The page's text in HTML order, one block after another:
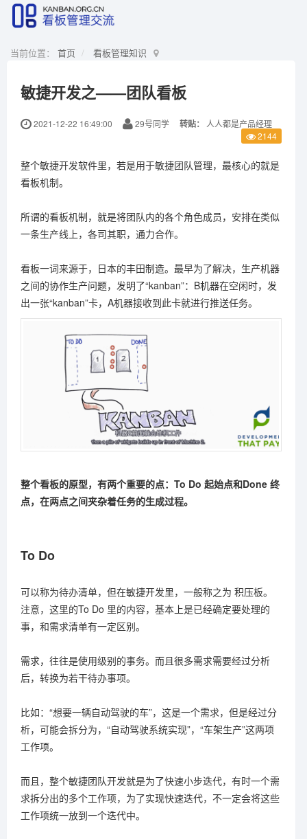
当前位置： 首页 看板管理知识
敏捷开发之——团队看板
2021-12-22 16:49:00 29号同学 转贴：
人人都是产品经理
2144
整个敏捷开发软件里，若是用于敏捷团队管理，最核心的就是
看板机制。
所谓的看板机制，就是将团队内的各个角色成员，安排在类似
一条生产线上，各司其职，通力合作。
看板一词来源于，日本的丰田制造。最早为了解决，生产机器
之间的协作生产问题，发明了“kanban”：B机器在空闲时，发
出一张“kanban”卡，A机器接收到此卡就进行推送任务。
整个看板的原型，有两个重要的点：To Do 起始点和Done 终
点，在两点之间夹杂着任务的生成过程。
To Do
可以称为待办清单，但在敏捷开发里，一般称之为 积压板。
注意，这里的To Do 里的内容，基本上是已经确定要处理的
事，和需求清单有一定区别。
需求，往往是使用级别的事务。而且很多需求需要经过分析
后，转换为若干待办事项。
比如：“想要一辆自动驾驶的车”，这是一个需求，但是经过分
析，可能会拆分为，“自动驾驶系统实现”，“车架生产”这两项
工作项。
而且，整个敏捷团队开发就是为了快速小步迭代，有时一个需
求拆分出的多个工作项，为了实现快速迭代，不一定会将这些
工作项统一放到一个迭代中。